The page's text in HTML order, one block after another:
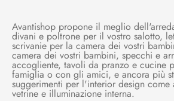
Avantishop propone il meglio
divani e poltrone per il vostro salotto,
scrivanie per la camera dei vostri
camera dei vostri bambini, specchi e
accogliente, tavoli da pranzo e cucine
famiglia o con gli amici, e ancora più
suggerimenti per l'interior design come
vetrine e illuminazione interna.